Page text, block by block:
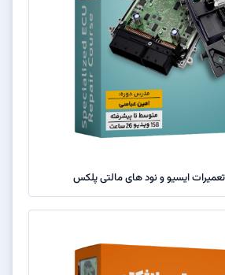
ایسیو و نود های مالتی پلکس